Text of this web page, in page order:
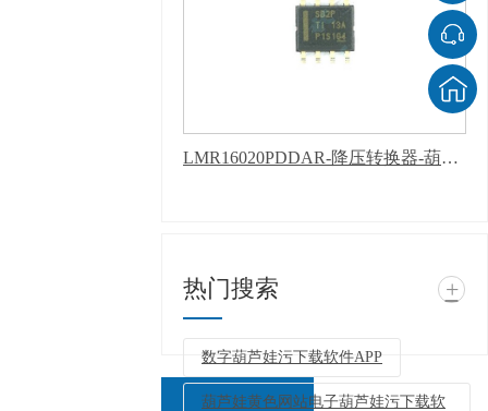
LMR16020PDDAR-降压转换器-葫芦娃污下载软件APP
热门搜索 +
数字葫芦娃污下载软件APP
葫芦娃黄色网站电子葫芦娃污下载软